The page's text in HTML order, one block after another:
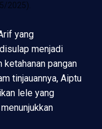
2025).
yang
menjadi
pangan
tinjauannya, Aiptu
lele yang